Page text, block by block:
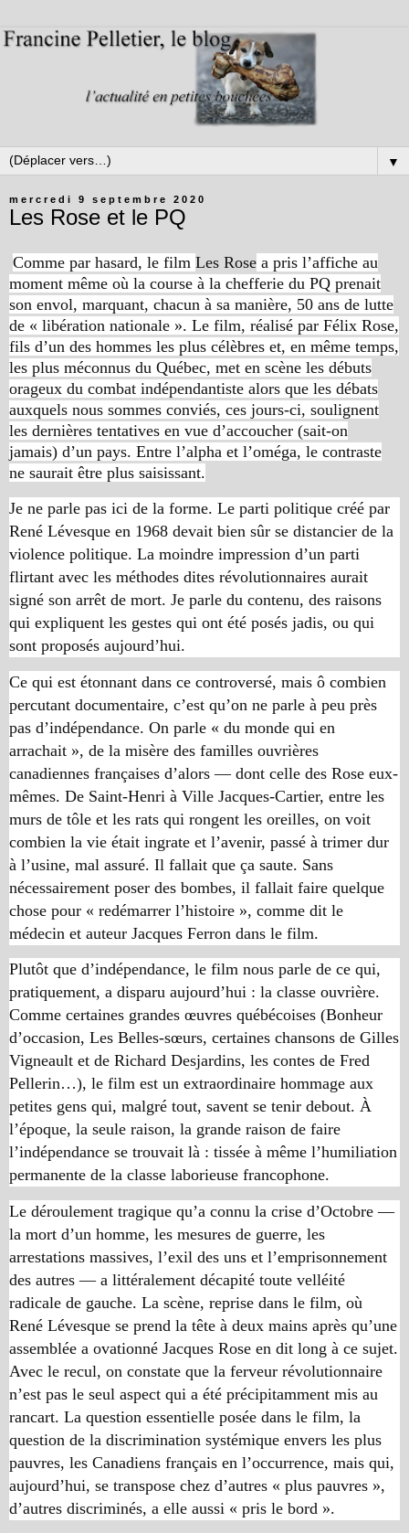
▼
mercredi 9 septembre 2020
Les Rose et le PQ
Comme par hasard, le film Les Rose a pris l’affiche au
moment même où la course à la chefferie du PQ prenait
son envol, marquant, chacun à sa manière, 50 ans de lutte
de « libération nationale ». Le film, réalisé par Félix Rose,
fils d’un des hommes les plus célèbres et, en même temps,
les plus méconnus du Québec, met en scène les débuts
orageux du combat indépendantiste alors que les débats
auxquels nous sommes conviés, ces jours-ci, soulignent
les dernières tentatives en vue d’accoucher (sait-on
jamais) d’un pays. Entre l’alpha et l’oméga, le contraste
ne saurait être plus saisissant.
Je ne parle pas ici de la forme. Le parti politique créé par
René Lévesque en 1968 devait bien sûr se distancier de la
violence politique. La moindre impression d’un parti
flirtant avec les méthodes dites révolutionnaires aurait
signé son arrêt de mort. Je parle du contenu, des raisons
qui expliquent les gestes qui ont été posés jadis, ou qui
sont proposés aujourd’hui.
Ce qui est étonnant dans ce controversé, mais ô combien
percutant documentaire, c’est qu’on ne parle à peu près
pas d’indépendance. On parle « du monde qui en
arrachait », de la misère des familles ouvrières
canadiennes françaises d’alors — dont celle des Rose eux-
mêmes. De Saint-Henri à Ville Jacques-Cartier, entre les
murs de tôle et les rats qui rongent les oreilles, on voit
combien la vie était ingrate et l’avenir, passé à trimer dur
à l’usine, mal assuré. Il fallait que ça saute. Sans
nécessairement poser des bombes, il fallait faire quelque
chose pour « redémarrer l’histoire », comme dit le
médecin et auteur Jacques Ferron dans le film.
Plutôt que d’indépendance, le film nous parle de ce qui,
pratiquement, a disparu aujourd’hui : la classe ouvrière.
Comme certaines grandes œuvres québécoises (Bonheur
d’occasion, Les Belles-sœurs, certaines chansons de Gilles
Vigneault et de Richard Desjardins, les contes de Fred
Pellerin…), le film est un extraordinaire hommage aux
petites gens qui, malgré tout, savent se tenir debout. À
l’époque, la seule raison, la grande raison de faire
l’indépendance se trouvait là : tissée à même l’humiliation
permanente de la classe laborieuse francophone.
Le déroulement tragique qu’a connu la crise d’Octobre —
la mort d’un homme, les mesures de guerre, les
arrestations massives, l’exil des uns et l’emprisonnement
des autres — a littéralement décapité toute velléité
radicale de gauche. La scène, reprise dans le film, où
René Lévesque se prend la tête à deux mains après qu’une
assemblée a ovationné Jacques Rose en dit long à ce sujet.
Avec le recul, on constate que la ferveur révolutionnaire
n’est pas le seul aspect qui a été précipitamment mis au
rancart. La question essentielle posée dans le film, la
question de la discrimination systémique envers les plus
pauvres, les Canadiens français en l’occurrence, mais qui,
aujourd’hui, se transpose chez d’autres « plus pauvres »,
d’autres discriminés, a elle aussi « pris le bord ».